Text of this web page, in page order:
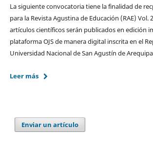
La siguiente convocatoria tiene la finalidad de
para la Revista Agustina de Educación (RAE) Vol.
artículos científicos serán publicados en edición
plataforma OJS de manera digital inscrita en el
Universidad Nacional de San Agustín de
Leer más
Enviar un artículo